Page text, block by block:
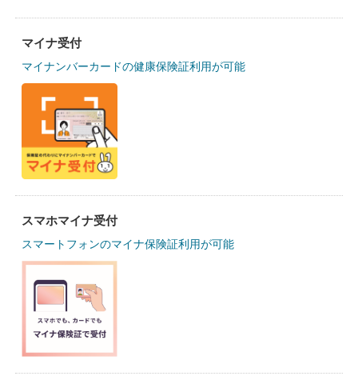
マイナ受付
マイナンバーカードの健康保険証利用が可能
スマホマイナ受付
スマートフォンのマイナ保険証利用が可能